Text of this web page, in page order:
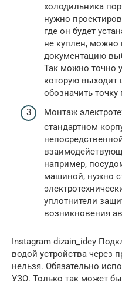
холодильника
нужно
где он будет
не куплен, можно
документацию
Так можно точно
которую выходит
обозначить
Монтаж
стандартном
например,
машиной, нужно
уплотнители
возникновения
Instagram dizain_idey
водой устройства через
нельзя. Обязательно
УЗО. Только так может